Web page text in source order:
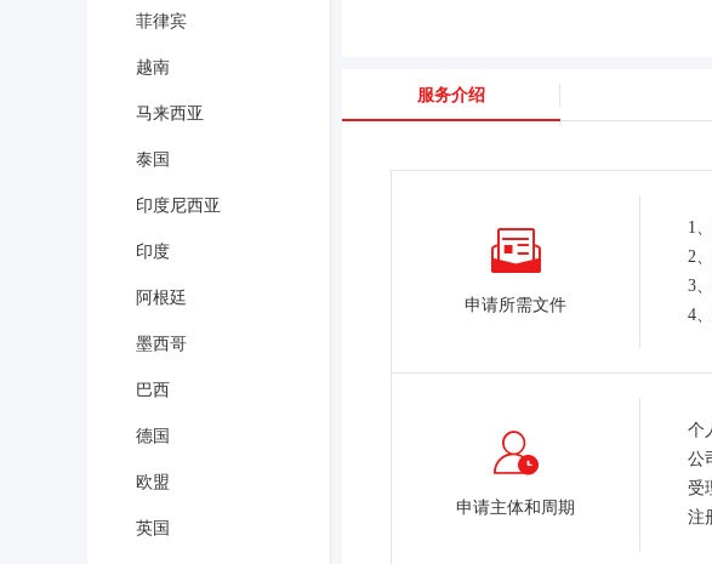
菲律宾
越南
马来西亚
泰国
印度尼西亚
印度
阿根廷
墨西哥
巴西
德国
欧盟
英国
服务介绍
申请所需文件
1
2
3
4
申请主体和周期
个
公
受
注